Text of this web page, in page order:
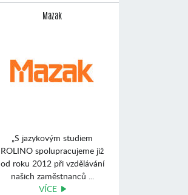
Mazak
„S jazykovým studiem
ROLINO spolupracujeme již
od roku 2012 při vzdělávání
našich zaměstnanců ...
VÍCE